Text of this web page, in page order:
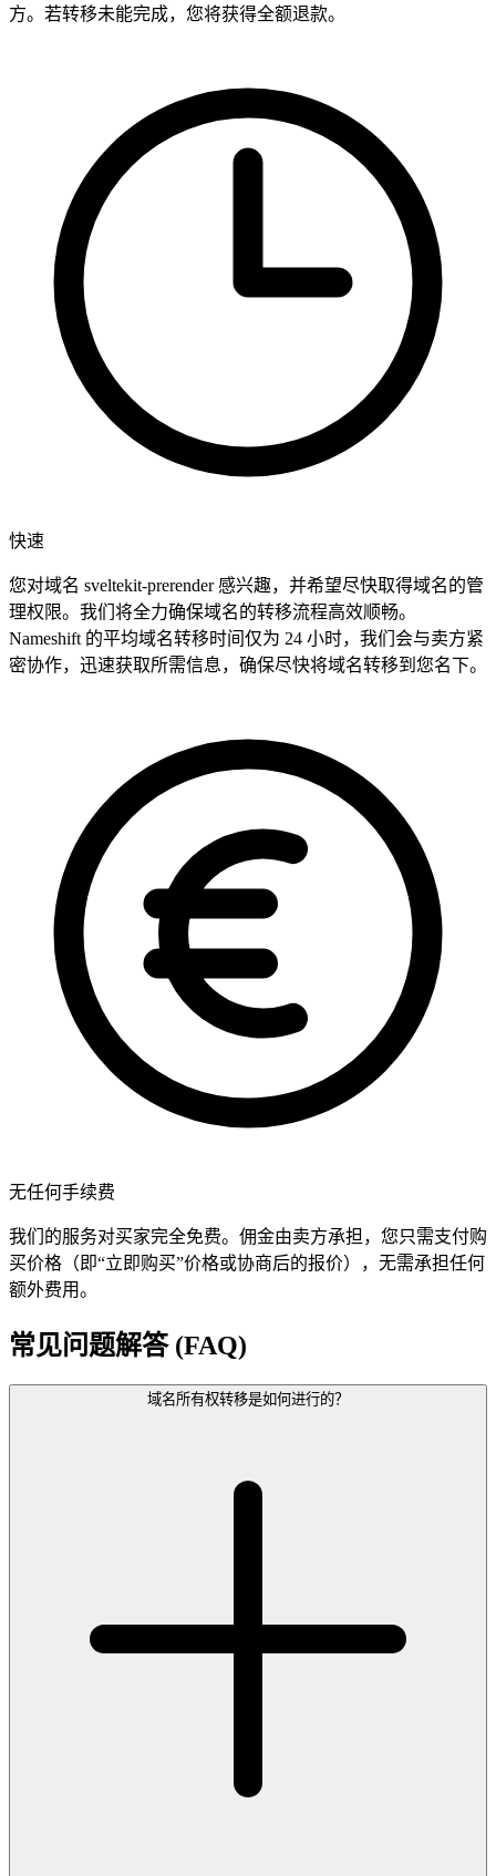
方。若转移未能完成，您将获得全额退款。
快速
您对域名 sveltekit-prerender 感兴趣，并希望尽快取得域名的管
理权限。我们将全力确保域名的转移流程高效顺畅。
Nameshift 的平均域名转移时间仅为 24 小时，我们会与卖方紧
密协作，迅速获取所需信息，确保尽快将域名转移到您名下。
无任何手续费
我们的服务对买家完全免费。佣金由卖方承担，您只需支付购
买价格（即“立即购买”价格或协商后的报价），无需承担任何
额外费用。
常见问题解答 (FAQ)
域名所有权转移是如何进行的？